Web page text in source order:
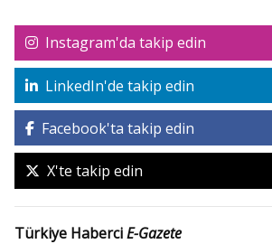
Instagram'da takip edin
LinkedIn'de takip edin
Facebook'ta takip edin
X'te takip edin
Türkiye HaberciE-Gazete